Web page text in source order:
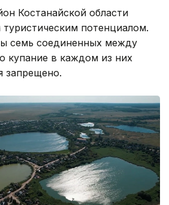
Костанайской области
потенциалом.
семь соединенных между
купание в каждом из них
запрещено.